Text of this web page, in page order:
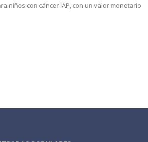
niños con cáncer IAP, con un valor monetario